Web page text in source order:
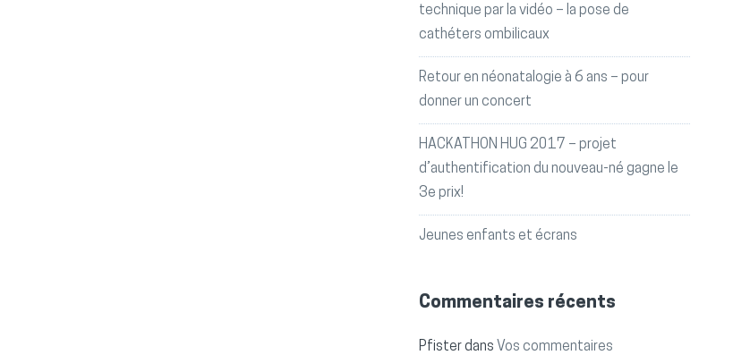
technique par la vidéo – la pose de
cathéters ombilicaux
Retour en néonatalogie à 6 ans – pour
donner un concert
HACKATHON HUG 2017 – projet
d’authentification du nouveau-né gagne le
3e prix!
Jeunes enfants et écrans
Commentaires récents
Pfisterdans Vos commentaires